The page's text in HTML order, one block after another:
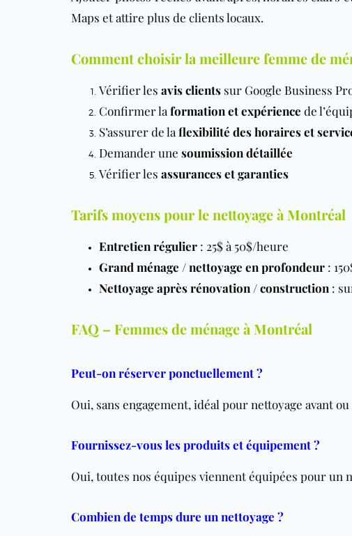
Maps et attire plus de clients locaux.
Comment choisir la meilleure femme de
Vérifier les avis clients sur Google Business
Confirmer la formation et expérience de
S’assurer de la flexibilité des horaires et
Demander une soumission détaillée
Vérifier les assurances et garanties
Tarifs moyens pour le nettoyage à Montréal
Entretien régulier : 25$ à 50$/heure
Grand ménage / nettoyage en profondeur :
Nettoyage après rénovation / construction :
FAQ – Femmes de ménage à Montréal
Peut-on réserver ponctuellement ?
Oui, sans engagement, idéal pour nettoyage avant
Fournissez-vous les produits et équipement ?
Oui, toutes nos équipes viennent équipées pour un
Combien de temps dure un nettoyage ?